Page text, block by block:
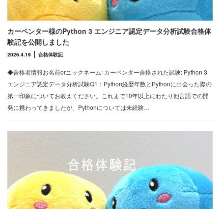
カーペンター様のPython 3 エンジニア認定データ分析試験合格体
験記を公開しました
2026.4.19 合格体験記
◆合格者情報お名前orニックネーム: カーペンター合格された試験: Python 3
エンジニア認定データ分析試験Q1：Python経歴年数とPythonに出会った際の
第一印象についてお教えください。これまで10年以上にわたり他言語での開
発に携わってきましたが、Pythonについては未経験…